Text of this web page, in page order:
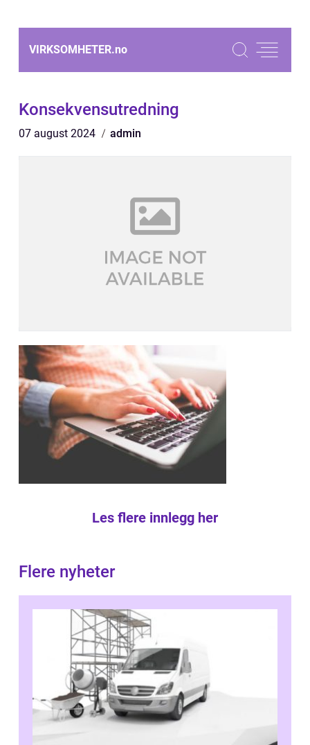
VIRKSOMHETER.no
Konsekvensutredning
07 august 2024 admin
Les flere innlegg her
Flere nyheter